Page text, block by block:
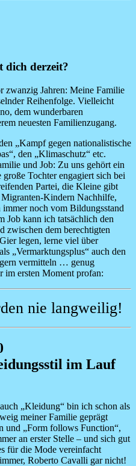
dich derzeit?
zwanzig Jahren: Meine Familie
Reihenfolge. Vielleicht
dem wunderbaren
neuesten Familienzugang.
„Kampf gegen nationalistische
den „Klimaschutz“ etc.
und Job: Zu uns gehört ein
Tochter engagiert sich bei
Partei, die Kleine gibt
Kindern Nachhilfe,
noch vom Bildungsstand
Job kann ich tatsächlich den
zwischen dem berechtigten
legen, lerne viel über
„Vermarktungsplus“ auch den
vermitteln … genug
im ersten Moment profan:
nie langweilig!
im Lauf
„Kleidung“ bin ich schon als
meiner Familie geprägt
und „Form follows Function“,
an erster Stelle – und sich gut
für die Mode vereinfacht
Roberto Cavalli gar nicht!